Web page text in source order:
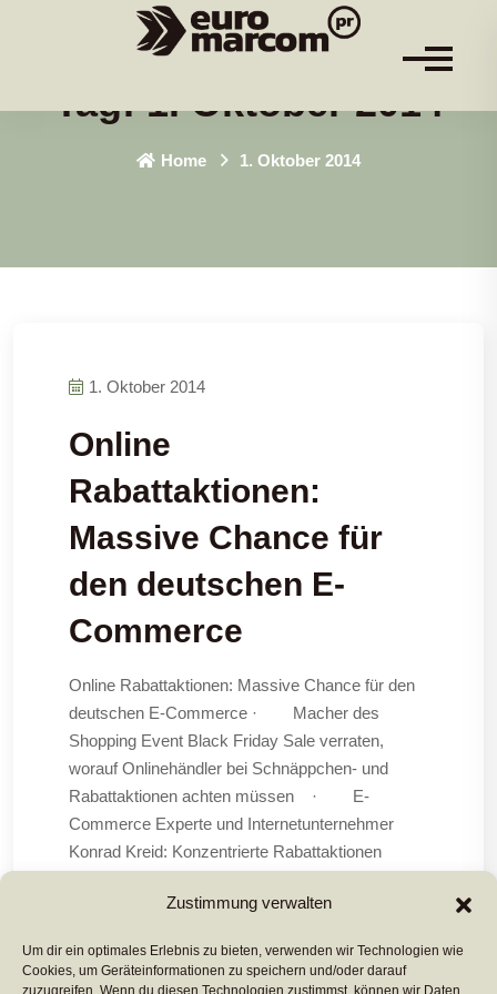
Zustimmung verwalten
Um dir ein optimales Erlebnis zu bieten, verwenden wir Technologien wie
Cookies, um Geräteinformationen zu speichern und/oder darauf
zuzugreifen. Wenn du diesen Technologien zustimmst, können wir Daten
Tag:1. Oktober 2014
Home 1. Oktober 2014
1. Oktober 2014
Online
Rabattaktionen:
Massive Chance für
den deutschen E-
Commerce
Online Rabattaktionen: Massive Chance für den
deutschen E-Commerce · Macher des
Shopping Event Black Friday Sale verraten,
worauf Onlinehändler bei Schnäppchen- und
Rabattaktionen achten müssen · E-
Commerce Experte und Internetunternehmer
Konrad Kreid: Konzentrierte Rabattaktionen
Neukunden und
Mehr Lesen ...